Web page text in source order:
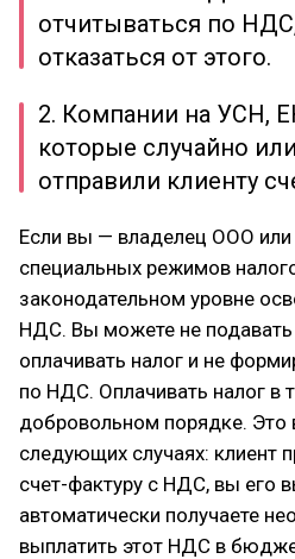
отчитываться по
отказаться от этого.
2. Компании на УСН,
которые случайно
отправили клиенту
Если вы — владелец ООО
специальных режимов
законодательном уровне
НДС. Вы можете не подавать
оплачивать налог и не
по НДС. Оплачивать налог в
добровольном порядке.
следующих случаях: клиент
счет-фактуру с НДС, вы его
автоматически получаете
выплатить этот НДС в